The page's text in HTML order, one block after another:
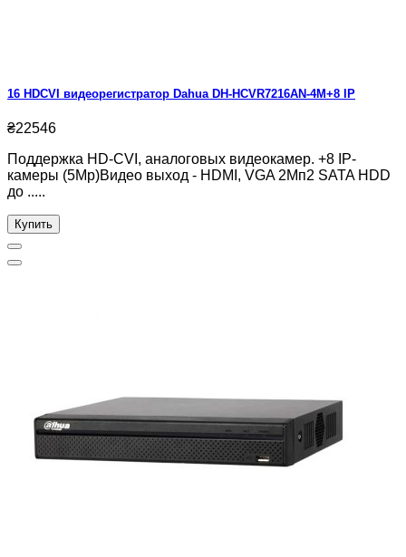
16 HDCVI видеорегистратор Dahua DH-HCVR7216AN-4M+8 IP
₴22546
Поддержка HD-CVI, аналоговых видеокамер. +8 IP-
камеры (5Мр)Видео выход - HDMI, VGA 2Мп2 SATA HDD
до .....
Купить